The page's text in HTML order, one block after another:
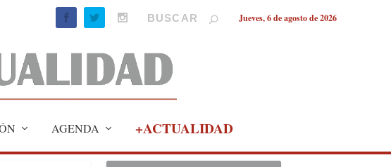
Jueves, 6 de agosto de 2026
AGENDA +ACTUALIDAD